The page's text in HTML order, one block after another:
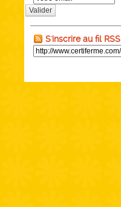
Valider
S'inscrire au fil RSS